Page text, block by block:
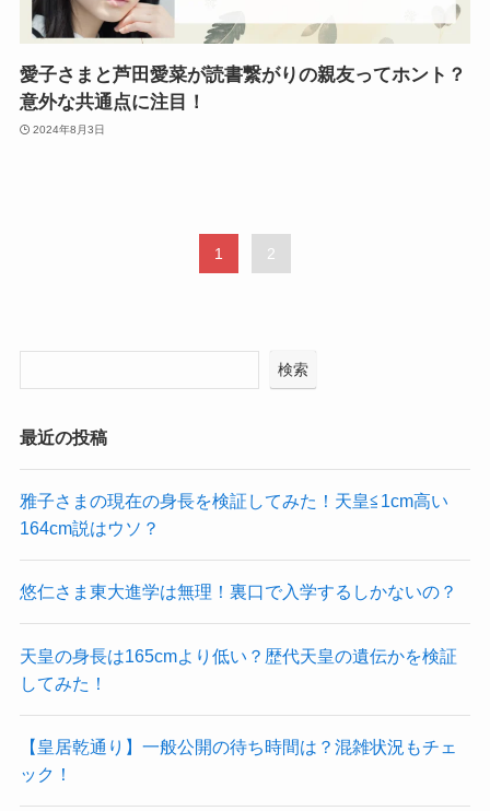
愛子さまと芦田愛菜が読書繋がりの親友ってホント？
意外な共通点に注目！
2024年8月3日
1 2
検索
最近の投稿
雅子さまの現在の身長を検証してみた！天皇≦1cm高い
164cm説はウソ？
悠仁さま東大進学は無理！裏口で入学するしかないの？
天皇の身長は165cmより低い？歴代天皇の遺伝かを検証
してみた！
【皇居乾通り】一般公開の待ち時間は？混雑状況もチェ
ック！